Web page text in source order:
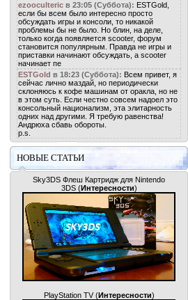
ezooculteric в 23:05 (Суббота): ESTGold,
если бы всем было интересно просто
обсуждать игры и консоли, то никакой
проблемы бы не было. Но блин, на деле,
только когда появляется scooter, форум
становится популярным. Правда не игры и
приставки начинают обсуждать, а scooter
начинает пе
ESTGold в 18:23 (Суббота): Всем привет, я
сейчас лично маздай, но периодически
склоняюсь к кофе машинам от оракла, но не
в этом суть. Если честно совсем надоел это
консольный национализм, эта элитарность
одних над другими. Я требую равенства!
Андрюха сбавь обороты.
p.s.
НОВЫЕ СТАТЬИ
Sky3DS Флеш Картридж для Nintendo
3DS (Интересности)
PlayStation TV(Интересности)